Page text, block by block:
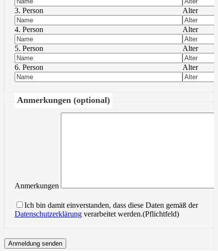
3. Person Alter
4. Person Alter
5. Person Alter
6. Person Alter
Anmerkungen (optional)
Anmerkungen
Ich bin damit einverstanden, dass diese Daten gemäß der
Datenschutzerklärung verarbeitet werden.(Pflichtfeld)